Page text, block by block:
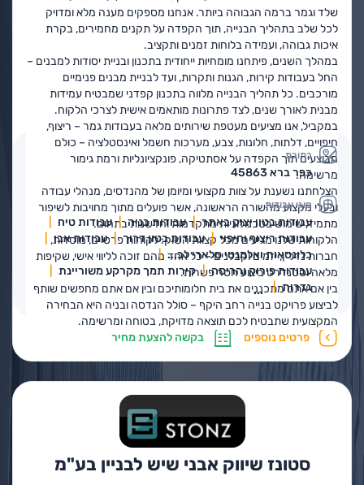
שלד וגמר ברמה הגבוהה ביותר. אנחנו מספקים מענה מלא ומדויק
לכל שלב בתהליך הבנייה, תוך הקפדה על תקנים מחמירים, בקרת
איכות גבוהה, ועמידה בלוחות זמנים ותקציב.
במהלך השנים, פיתחנו מומחיות ייחודית בתכנון ובניית יסודות למבנים –
החל בעבודות קירות, הגנות ותקרות, ועד לבניית מבנים פנימיים
מורכבים. כל תהליך הבנייה מלווה בתכנון קפדני שמבטיח עמידות
מבנית לאורך שנים, לצד פתרונות מותאמים אישית לצרכי הלקוח.
במקביל, אנו מציעים מעטפת שירותים מלאה בעבודות גמר – ריצוף,
חיפויים, דלתות, חלונות, צבע, מערכות חשמל ואינסטלציה – כולם
מבוצעים תוך הקפדה על אסתטיקה, פונקציונליות ורמת גימור
מרשימה.
הצלחתנו נשענת על צוות מקצועי ומיומן של מהנדסים, מנהלי עבודה
ובעלי מקצוע מהשורה הראשונה, אשר פועלים מתוך מחויבות לשיפור
מתמיד, שימוש בטכנולוגיות מתקדמות וחדשנות בתחום.
הלקוחות שלנו מגיעים מכל קצוות השוק: לקוחות פרטיים, מוסדות,
חברות נדל"ן, יזמים וקבלנים – כל אחד מהם זוכה לליווי אישי, שקיפות
מלאה וסטנדרט ביצוע חסר פשרות.
בין אם אתם מתכננים את בית חלומותיכם ובין אם אתם מחפשים שותף
לביצוע פרויקט בנייה רחב היקף – סולל הנדסה ובניה היא הבחירה
המקצועית שתבטיח לכם תוצאה מדויקת, בטוחה ומרשימה.
כתובת
כפר ברא 45863
סוגי עבודות
עבודות בטון יצוק באתר עבודות בניה
עבודות טיח
עבודות ריצוף וחיפוי
עבודות בטון דרוך
עבודות אבן
כלונסאות ואלמנטי סלארי לב...
עבודות פירוק והריסה
קירות תמך מקרקע משוריינת
גדרות
...
פרטים נוספים בקשה להצעת מחיר
סטונז שיווק אבני שיש לבניין בע"מ